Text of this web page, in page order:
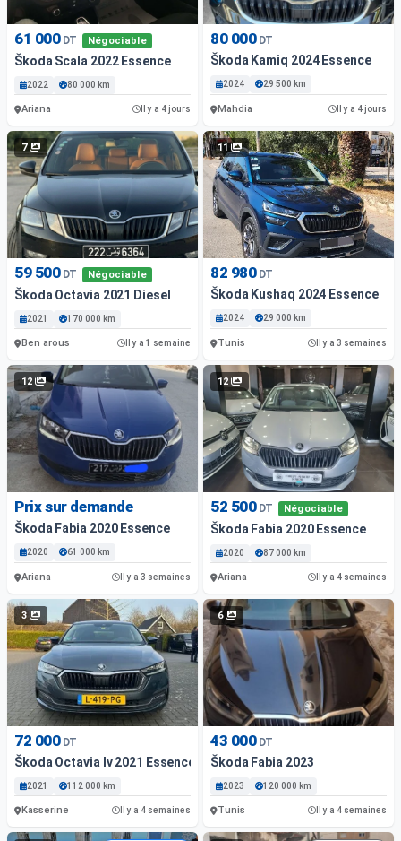
61 000 DT Négociable
Škoda Scala 2022 Essence
2022 80 000 km
Ariana Il y a 4 jours
80 000 DT
Škoda Kamiq 2024 Essence
2024 29 500 km
Mahdia Il y a 4 jours
7
59 500 DT Négociable
Škoda Octavia 2021 Diesel
2021 170 000 km
Ben arous Il y a 1 semaine
11
82 980 DT
Škoda Kushaq 2024 Essence
2024 29 000 km
Tunis Il y a 3 semaines
12
Prix sur demande
Škoda Fabia 2020 Essence
2020 61 000 km
Ariana Il y a 3 semaines
12
52 500 DT Négociable
Škoda Fabia 2020 Essence
2020 87 000 km
Ariana Il y a 4 semaines
3
72 000 DT
Škoda Octavia Iv 2021 Essence
2021 112 000 km
Kasserine Il y a 4 semaines
6
43 000 DT
Škoda Fabia 2023
2023 120 000 km
Tunis Il y a 4 semaines